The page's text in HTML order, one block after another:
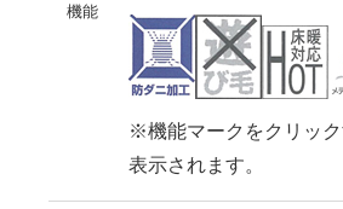
機能
※機能マークをクリッ
表示されます。